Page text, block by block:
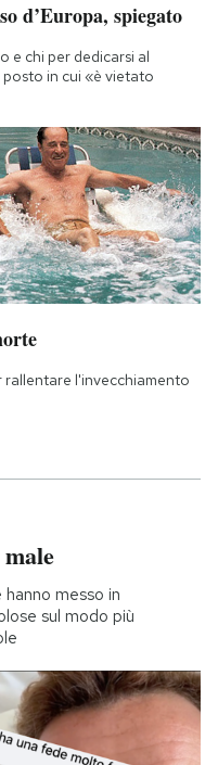
d’Europa, spiegato
e chi per dedicarsi al
in cui «è vietato
rallentare l'invecchiamento
messo in
sul modo più